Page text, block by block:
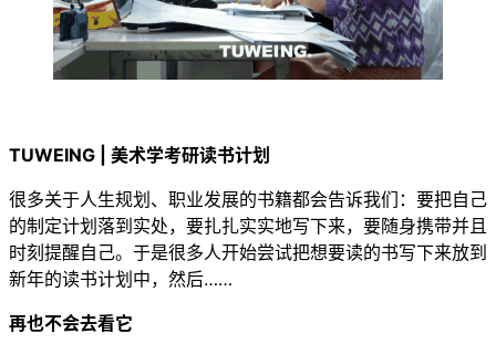
TUWEING | 美术学考研读书计划
很多关于人生规划、职业发展的书籍都会告诉我们：要把自己
的制定计划落到实处，要扎扎实实地写下来，要随身携带并且
时刻提醒自己。于是很多人开始尝试把想要读的书写下来放到
新年的读书计划中，然后……
再也不会去看它